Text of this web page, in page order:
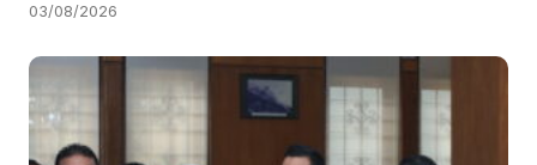
03/08/2026